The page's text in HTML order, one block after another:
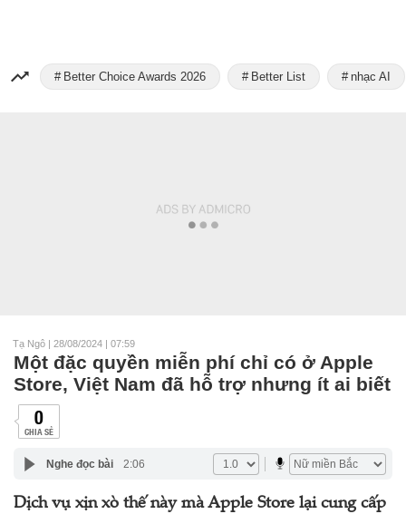
Better Choice Awards 2026 Better List nhạc AI
Tạ Ngô | 28/08/2024 | 07:59
Một đặc quyền miễn phí chỉ có ở Apple
Store, Việt Nam đã hỗ trợ nhưng ít ai biết
0
CHIA SẺ
Nghe đọc bài 2:06
Dịch vụ xịn xò thế này mà Apple Store lại cung cấp